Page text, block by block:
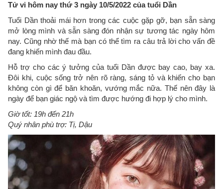
Tử vi hôm nay thứ 3 ngày 10/5/2022 của tuổi Dần
Tuổi Dần thoải mái hơn trong các cuộc gặp gỡ, bạn sẵn sàng
mở lòng mình và sẵn sàng đón nhận sự tương tác ngày hôm
nay. Cũng nhờ thế mà bạn có thể tìm ra câu trả lời cho vấn đề
đang khiến mình đau đầu.
Hỗ trợ cho các ý tưởng của tuổi Dần được bay cao, bay xa.
Đôi khi, cuộc sống trở nên rõ ràng, sáng tỏ và khiến cho bạn
không còn gì để băn khoăn, vướng mắc nữa. Thế nên đây là
ngày để bạn giác ngộ và tìm được hướng đi hợp lý cho mình.
Giờ tốt: 19h đến 21h
Quý nhân phù trợ: Tị, Dậu